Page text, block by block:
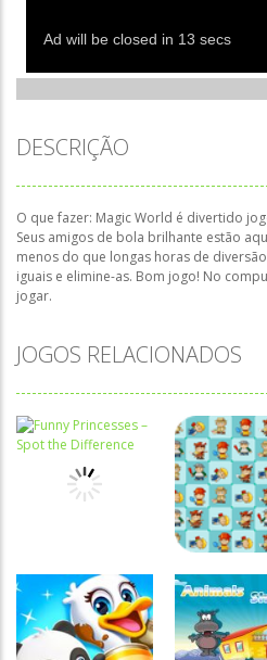
DESCRIÇÃO
O que fazer: Magic World é divertido
Seus amigos de bola brilhante estão
menos do que longas horas de
iguais e elimine-as. Bom jogo! No
jogar.
JOGOS RELACIONADOS
Relacionar
Funny
Princesses –
Spot the
Associar e
Relacionar